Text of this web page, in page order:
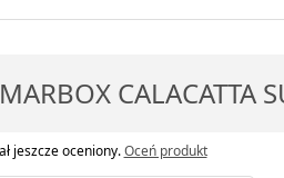
CALACATTA
jeszcze oceniony.Oceń produkt